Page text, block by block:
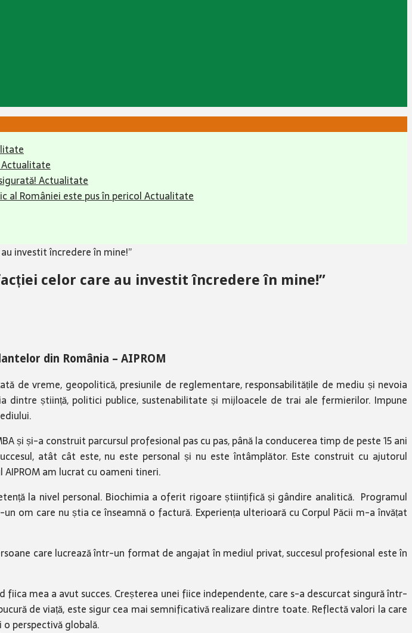
Actualitate
Actualitate
al României este pus în pericolActualitate
investit încredere în mine!”
celor care au investit încredere în mine!”
din România – AIPROM
de vreme, geopolitică, presiunile de reglementare, responsabilitățile de mediu și nevoia
dintre știință, politici publice, sustenabilitate și mijloacele de trai ale fermierilor. Impune
și și-a construit parcursul profesional pas cu pas, până la conducerea timp de peste 15 ani
atât cât este, nu este personal și nu este întâmplător. Este construit cu ajutorul
am lucrat cu oameni tineri.
la nivel personal. Biochimia a oferit rigoare științifică și gândire analitică. Programul
om care nu știa ce înseamnă o factură. Experiența ulterioară cu Corpul Păcii m-a învățat
care lucrează într-un format de angajat în mediul privat, succesul profesional este în
mea a avut succes. Creșterea unei fiice independente, care s-a descurcat singură într-
de viață, este sigur cea mai semnificativă realizare dintre toate. Reflectă valori la care
perspectivă globală.